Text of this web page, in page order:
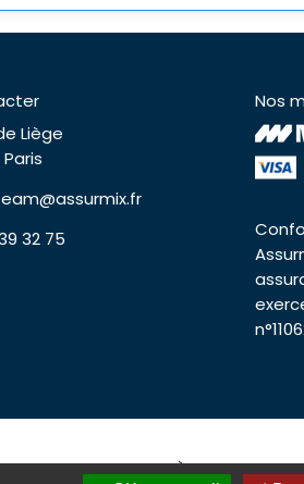
Liège
32 75
Nos
Mentions légales À propos des